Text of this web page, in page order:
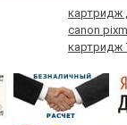
картридж
canon
картридж